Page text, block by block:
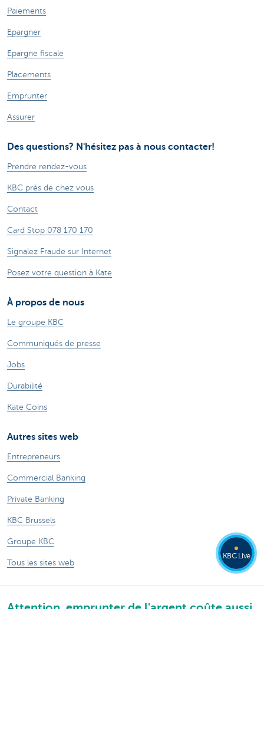
Paiements
Epargner
Epargne fiscale
Placements
Emprunter
Assurer
Des questions? N'hésitez pas à nous contacter!
Prendre rendez-vous
KBC près de chez vous
Contact
Card Stop 078 170 170
Signalez Fraude sur Internet
Posez votre question à Kate
À propos de nous
Le groupe KBC
Communiqués de presse
Jobs
Durabilité
Kate Coins
Autres sites web
Entrepreneurs
Commercial Banking
Private Banking
KBC Brussels
Groupe KBC
Tous les sites web
Attention, emprunter de l'argent coûte aussi
KBC Live